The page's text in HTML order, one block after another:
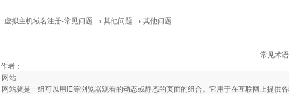
虚拟主机域名注册-常见问题 → 其他问题 → 其他问题
常见术
作者：
网站
网站就是一组可以用IE等浏览器观看的动态或静态的页面的组合。它用于在互联网上提